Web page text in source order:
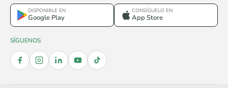
DISPONIBLE EN
Google Play
CONSÍGUELO EN
App Store
SÍGUENOS